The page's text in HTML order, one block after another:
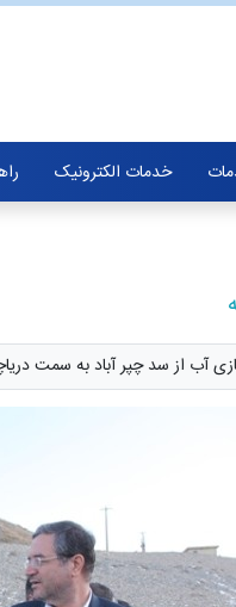
خدمات الکترونیک
آب از سد چپر آباد به سمت